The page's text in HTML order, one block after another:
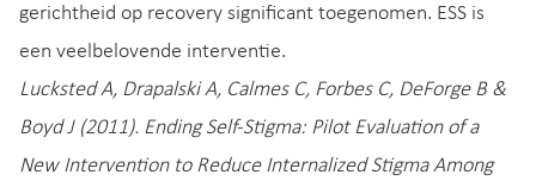
gerichtheid op recovery significant toegenomen. ESS is
een veelbelovende interventie.
Lucksted A, Drapalski A, Calmes C, Forbes C, DeForge B &
Boyd J (2011). Ending Self-Stigma: Pilot Evaluation of a
New Intervention to Reduce Internalized Stigma Among